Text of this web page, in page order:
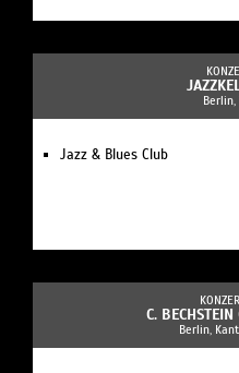
Berlin,
Jazz & Blues Club
C.
Berlin,